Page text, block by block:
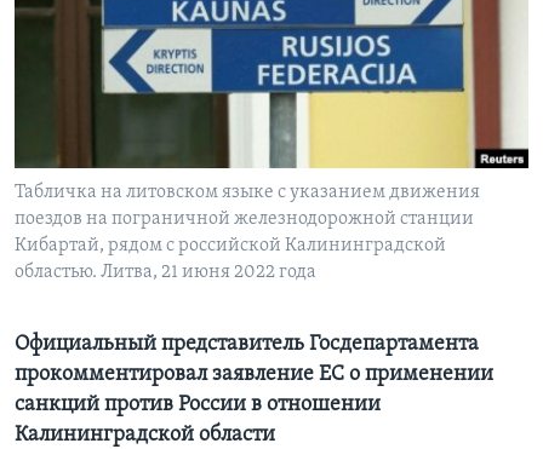
Learning English
СОЦИАЛЬНЫЕ СЕТИ
Языки
Табличка на литовском языке с указанием движения
поездов на пограничной железнодорожной станции
Кибартай, рядом с российской Калининградской
областью. Литва, 21 июня 2022 года
Официальный представитель Госдепартамента
прокомментировал заявление ЕС о применении
санкций против России в отношении
Калининградской области